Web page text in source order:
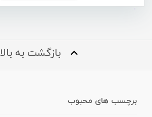
بازگشت به بالا
برچسب های محبوب